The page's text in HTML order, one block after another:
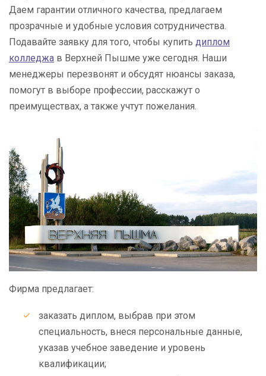
Даем гарантии отличного качества, предлагаем
прозрачные и удобные условия сотрудничества.
Подавайте заявку для того, чтобы купить диплом
колледжа в Верхней Пышме уже сегодня. Наши
менеджеры перезвонят и обсудят нюансы заказа,
помогут в выборе профессии, расскажут о
преимуществах, а также учтут пожелания.
Фирма предлагает:
заказать диплом, выбрав при этом
специальность, внеся персональные данные,
указав учебное заведение и уровень
квалификации;